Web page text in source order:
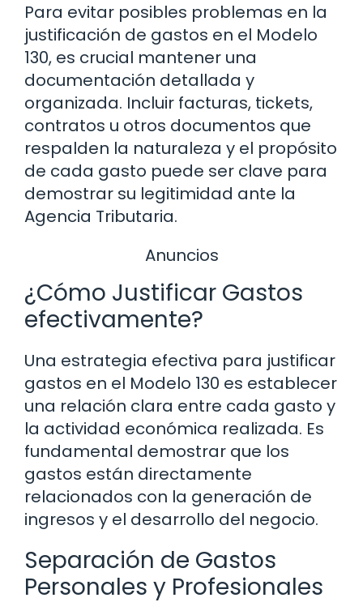
Para evitar posibles problemas en la
justificación de gastos en el Modelo
130, es crucial mantener una
documentación detallada y
organizada. Incluir facturas, tickets,
contratos u otros documentos que
respalden la naturaleza y el propósito
de cada gasto puede ser clave para
demostrar su legitimidad ante la
Agencia Tributaria.
Anuncios
¿Cómo Justificar Gastos
efectivamente?
Una estrategia efectiva para justificar
gastos en el Modelo 130 es establecer
una relación clara entre cada gasto y
la actividad económica realizada. Es
fundamental demostrar que los
gastos están directamente
relacionados con la generación de
ingresos y el desarrollo del negocio.
Separación de Gastos
Personales y Profesionales